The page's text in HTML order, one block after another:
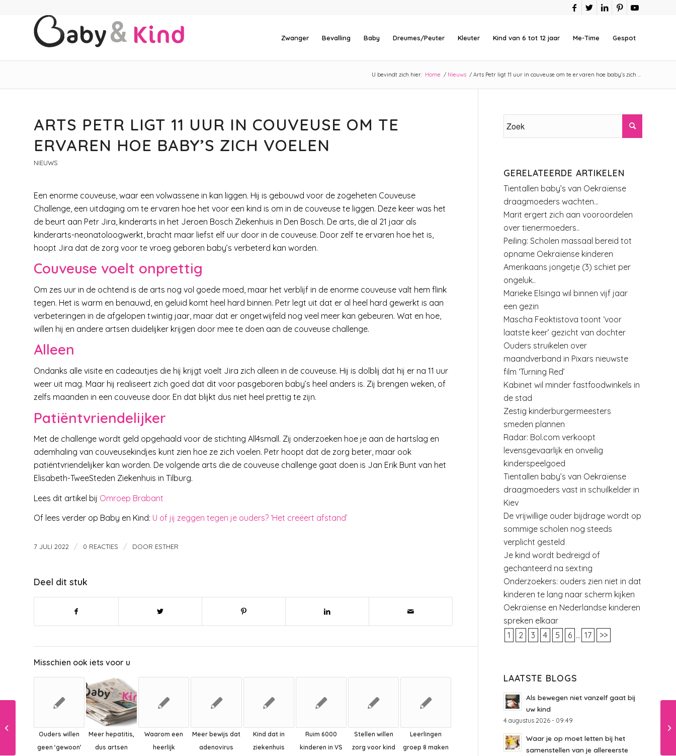
Zwanger Bevalling Baby Dreumes/Peuter Kleuter Kind van 6 tot 12 jaar Me-Time Gespot
U bevindt zich hier: Home / Nieuws / Arts Petr ligt 11 uur in couveuse om te ervaren hoe baby’s zich ...
ARTS PETR LIGT 11 UUR IN COUVEUSE OM TE
ERVAREN HOE BABY’S ZICH VOELEN
NIEUWS
Een enorme couveuse, waar een volwassene in kan liggen. Hij is gebouwd voor de zogeheten Couveuse
Challenge, een uitdaging om te ervaren hoe het voor een kind is om in de couveuse te liggen. Deze keer was het
de beurt aan Petr Jira, kinderarts in het Jeroen Bosch Ziekenhuis in Den Bosch. De arts, die al 21 jaar als
kinderarts-neonatoloogwerkt, bracht maar liefst elf uur door in de couveuse. Door zelf te ervaren hoe het is,
hoopt Jira dat de zorg voor te vroeg geboren baby’s verbeterd kan worden.
Couveuse voelt onprettig
Om zes uur in de ochtend is de arts nog vol goede moed, maar het verblijf in de enorme couveuse valt hem flink
tegen. Het is warm en benauwd, en geluid komt heel hard binnen. Petr legt uit dat er al heel hard gewerkt is aan
verbeteringen in de afgelopen twintig jaar, maar dat er ongetwijfeld nog veel meer kan gebeuren. Wat en hoe,
willen hij en andere artsen duidelijker krijgen door mee te doen aan de couveuse challenge.
Alleen
Ondanks alle visite en cadeautjes die hij krijgt voelt Jira zich alleen in de couveuse. Hij is dolblij dat hij er na 11 uur
weer uit mag. Maar hij realiseert zich goed dat dit voor pasgeboren baby’s heel anders is. Zij brengen weken, of
zelfs maanden in een couveuse door. En dat blijkt dus niet heel prettig te zijn.
Patiëntvriendelijker
Met de challenge wordt geld opgehaald voor de stichting All4small. Zij onderzoeken hoe je aan de hartslag en
ademhaling van couveusekindjes kunt zien hoe ze zich voelen. Petr hoopt dat de zorg beter, maar ook
patiëntvriendelijker kan worden. De volgende arts die de couveuse challenge gaat doen is Jan Erik Bunt van het
Elisabeth-TweeSteden Ziekenhuis in Tilburg.
Lees dit artikel bij Omroep Brabant
Of lees verder op Baby en Kind: U of jij zeggen tegen je ouders? ‘Het creëert afstand’
7 JULI 2022 / 0 REACTIES / DOOR ESTHER
Deel dit stuk
Misschien ook iets voor u
Ouders willen
geen ‘gewoon’
Meer hepatitis,
dus artsen
Waarom een
heerlijk
Meer bewijs dat
adenovirus
Kind dat in
ziekenhuis
Ruim 6000
kinderen in VS
Stellen willen
zorg voor kind
Leerlingen
groep 8 maken
GERELATEERDE ARTIKELEN
Tientallen baby’s van Oekraïense
draagmoeders wachten…
Marit ergert zich aan vooroordelen
over tienermoeders..
Peiling: Scholen massaal bereid tot
opname Oekraïense kinderen
Amerikaans jongetje (3) schiet per
ongeluk..
Marieke Elsinga wil binnen vijf jaar
een gezin
Mascha Feoktistova toont ‘voor
laatste keer’ gezicht van dochter
Ouders struikelen over
maandverband in Pixars nieuwste
film ‘Turning Red’
Kabinet wil minder fastfoodwinkels in
de stad
Zestig kinderburgermeesters
smeden plannen
Radar: Bol.com verkoopt
levensgevaarlijk en onveilig
kinderspeelgoed
Tientallen baby’s van Oekraïense
draagmoeders vast in schuilkelder in
Kiev
De vrijwillige ouder bijdrage wordt op
sommige scholen nog steeds
verplicht gesteld
Je kind wordt bedreigd of
gechanteerd na sexting
Onderzoekers: ouders zien niet in dat
kinderen te lang naar scherm kijken
Oekraïense en Nederlandse kinderen
spreken elkaar
1
2 3 4 5 6 ... 17 >>
LAATSTE BLOGS
Als bewegen niet vanzelf gaat bij
uw kind
4 augustus 2026 - 09:49
Waar je op moet letten bij het
samenstellen van je allereerste
Ouderapp of schriftje?